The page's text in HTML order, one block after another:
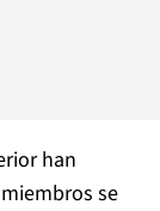
han
se